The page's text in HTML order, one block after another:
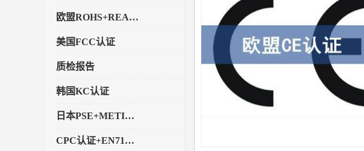
欧盟ROHS+REACH认证
美国FCC认证
质检报告
韩国KC认证
日本PSE+METI备案
CPC认证+EN71玩具认证